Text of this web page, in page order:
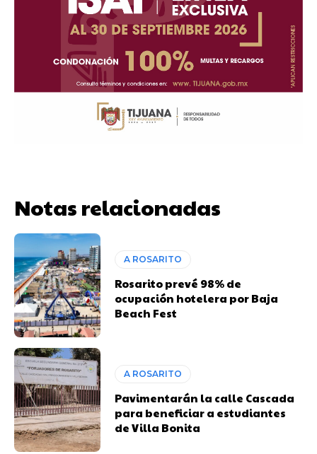
Notas relacionadas
A ROSARITO
Rosarito prevé 98% de
ocupación hotelera por Baja
Beach Fest
A ROSARITO
Pavimentarán la calle Cascada
para beneficiar a estudiantes
de Villa Bonita